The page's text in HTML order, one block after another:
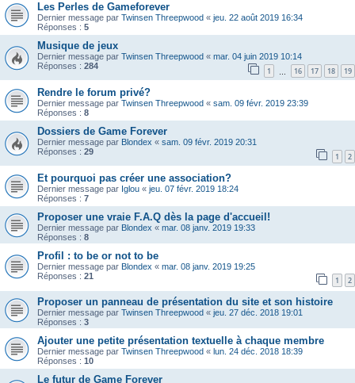
Les Perles de Gameforever
Dernier message par Twinsen Threepwood « jeu. 22 août 2019 16:34
Réponses : 5
Musique de jeux
Dernier message par Twinsen Threepwood « mar. 04 juin 2019 10:14
Réponses : 284 1 16 17 18 19
Rendre le forum privé?
Dernier message par Twinsen Threepwood « sam. 09 févr. 2019 23:39
Réponses : 8
Dossiers de Game Forever
Dernier message par Blondex « sam. 09 févr. 2019 20:31
Réponses : 29 1 2
Et pourquoi pas créer une association?
Dernier message par Iglou « jeu. 07 févr. 2019 18:24
Réponses : 7
Proposer une vraie F.A.Q dès la page d'accueil!
Dernier message par Blondex « mar. 08 janv. 2019 19:33
Réponses : 8
Profil : to be or not to be
Dernier message par Blondex « mar. 08 janv. 2019 19:25
Réponses : 21 1 2
Proposer un panneau de présentation du site et son histoire
Dernier message par Twinsen Threepwood « jeu. 27 déc. 2018 19:01
Réponses : 3
Ajouter une petite présentation textuelle à chaque membre
Dernier message par Twinsen Threepwood « lun. 24 déc. 2018 18:39
Réponses : 10
Le futur de Game Forever